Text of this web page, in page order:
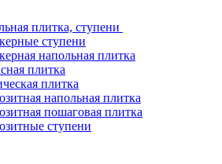
плитка, ступени
ступени
напольная плитка
плитка
плитка
напольная плитка
пошаговая плитка
ступени